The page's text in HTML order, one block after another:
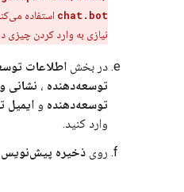
chat.bot استفاده
نیازی به وارد کردن چیزی
در بخش اطلاعات
توسعه‌دهنده ، نشانی
توسعه‌دهنده و ایمیل
وارد کنید.
روی ذخیره پیش‌نویس